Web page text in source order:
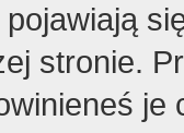
stronie.
je